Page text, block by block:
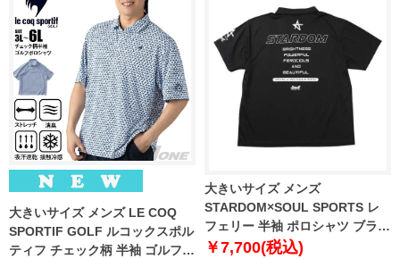
大きいサイズ メンズ LE COQ
SPORTIF GOLF ルコックスポル
ティフ チェック柄 半袖 ゴルフ
大きいサイズ メンズ
STARDOM×SOUL SPORTS レ
フェリー 半袖 ポロシャツ ブラッ
ク 1278-6593-1 3L 4L 5L 6L
￥7,700(税込)